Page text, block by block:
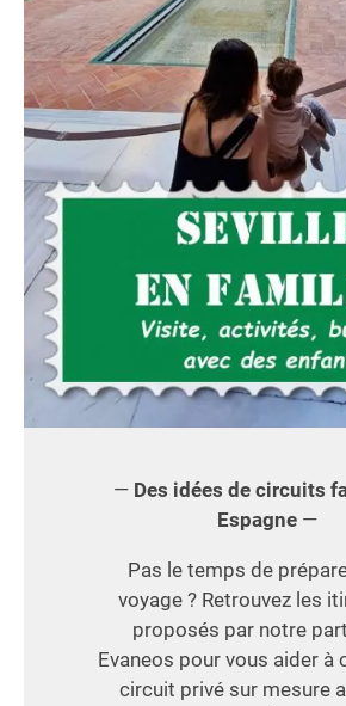
— Des idées de circuits
Espagne —
Pas le temps de
voyage ? Retrouvez les
proposés par notre
Evaneos pour vous aider à
circuit privé sur mesure